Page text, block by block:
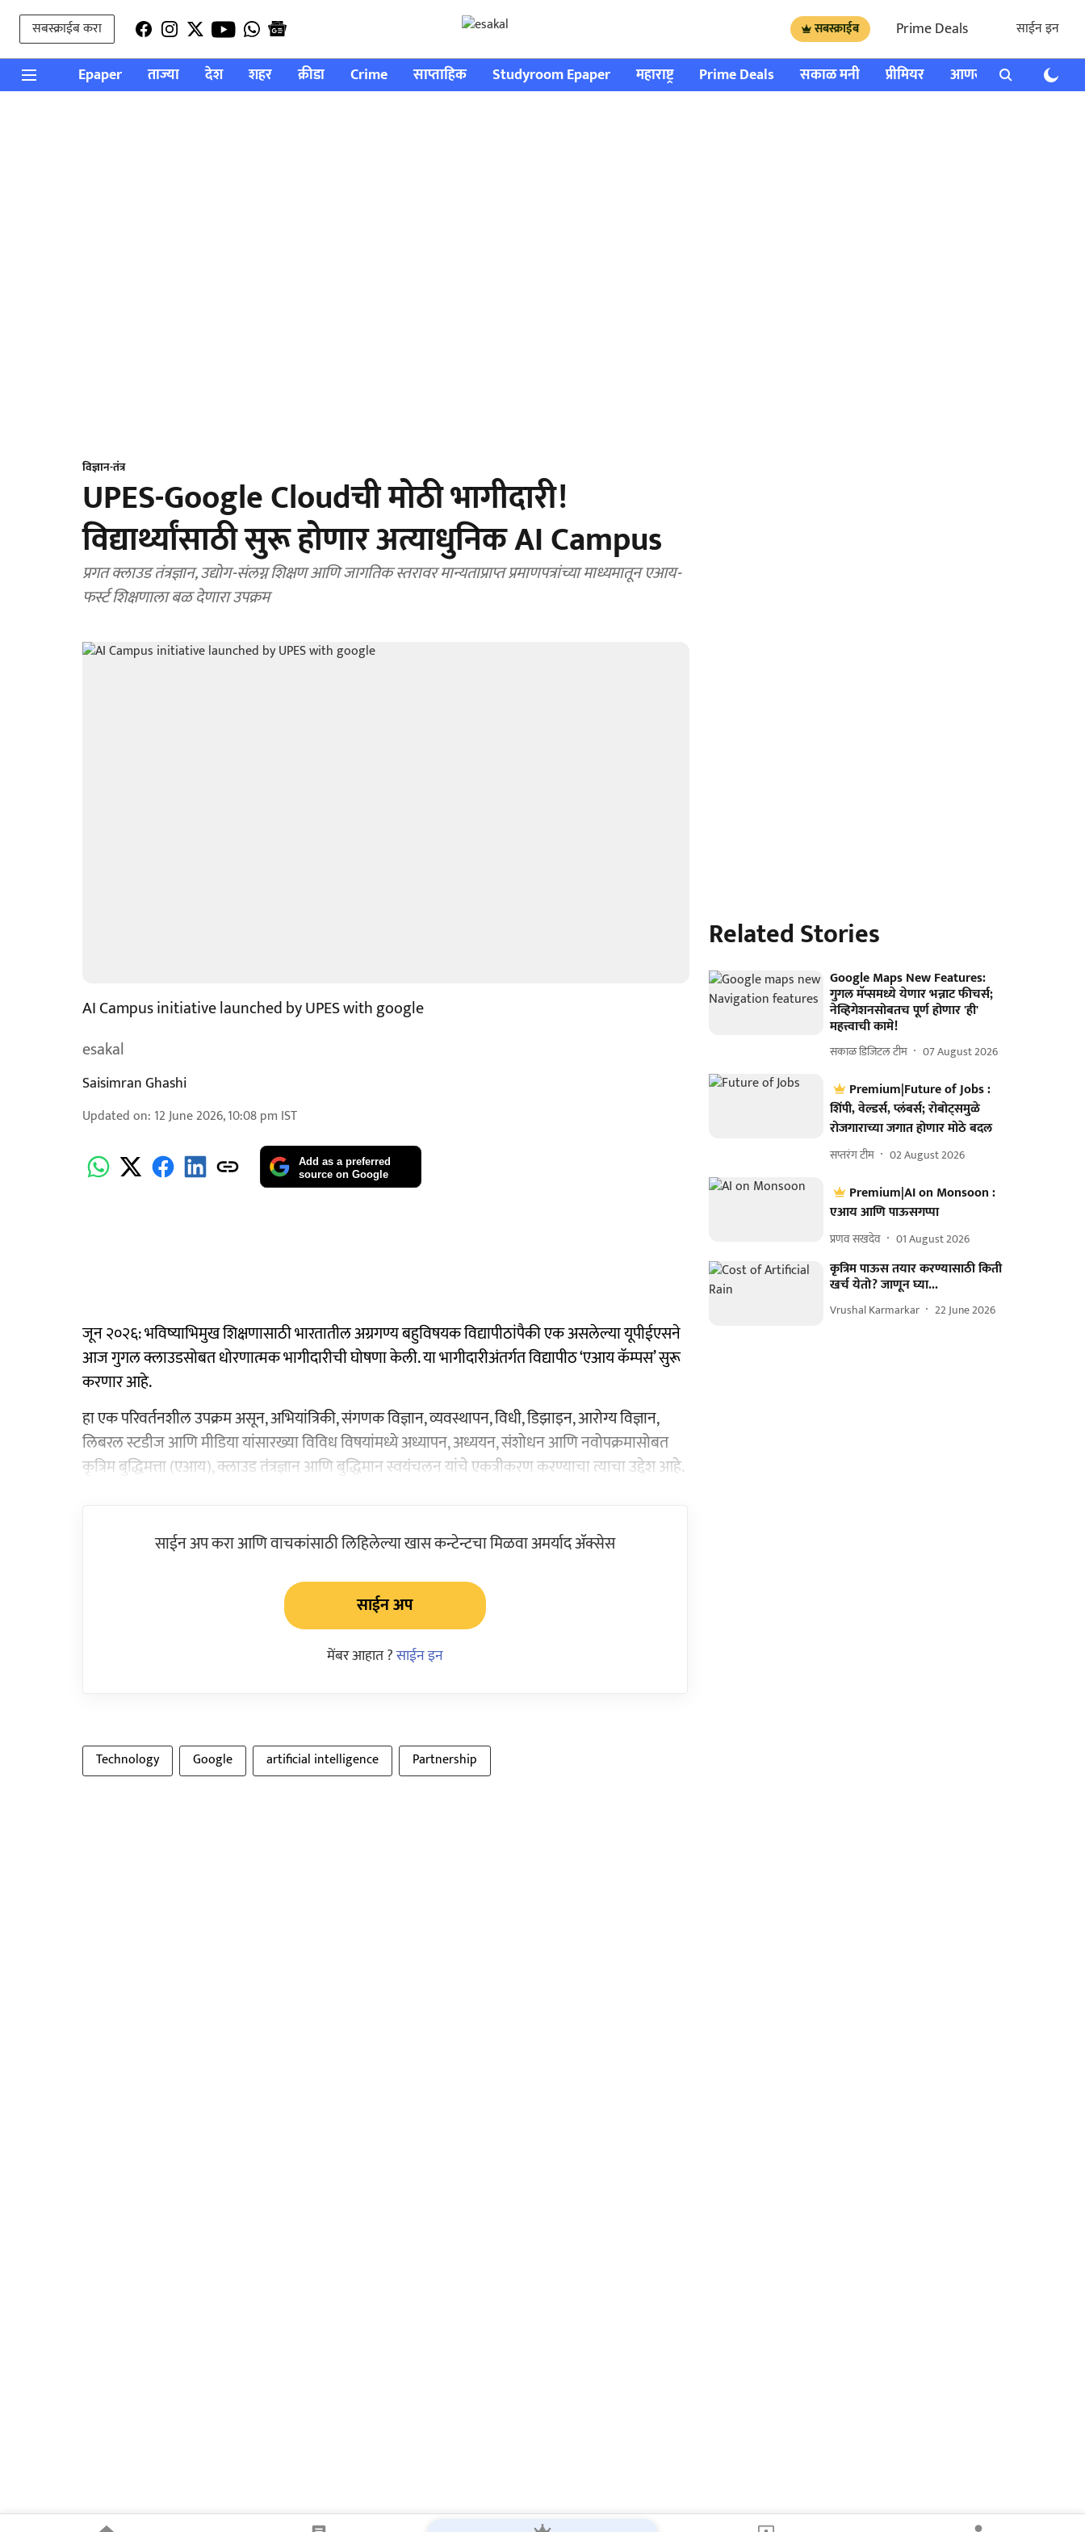
सबस्क्राईब करा सबस्क्राईब Prime Deals साईन इन
Epaper ताज्या देश शहर क्रीडा Crime साप्ताहिक Studyroom Epaper महाराष्ट्र Prime Deals सकाळ मनी प्रीमियर आणखी राशी भविष्य
विज्ञान-तंत्र
UPES-Google Cloudची मोठी भागीदारी!
विद्यार्थ्यांसाठी सुरू होणार अत्याधुनिक AI Campus
प्रगत क्लाउड तंत्रज्ञान, उद्योग-संलग्न शिक्षण आणि जागतिक स्तरावर मान्यताप्राप्त प्रमाणपत्रांच्या माध्यमातून एआय-
फर्स्ट शिक्षणाला बळ देणारा उपक्रम
AI Campus initiative launched by UPES with google
esakal
Saisimran Ghashi
Updated on: 12 June 2026, 10:08 pm IST
Add as a preferred
source on Google
जून २०२६: भविष्याभिमुख शिक्षणासाठी भारतातील अग्रगण्य बहुविषयक विद्यापीठांपैकी एक असलेल्या यूपीईएसने
आज गुगल क्लाउडसोबत धोरणात्मक भागीदारीची घोषणा केली. या भागीदारीअंतर्गत विद्यापीठ ‘एआय कॅम्पस’ सुरू
करणार आहे.
हा एक परिवर्तनशील उपक्रम असून, अभियांत्रिकी, संगणक विज्ञान, व्यवस्थापन, विधी, डिझाइन, आरोग्य विज्ञान,
लिबरल स्टडीज आणि मीडिया यांसारख्या विविध विषयांमध्ये अध्यापन, अध्ययन, संशोधन आणि नवोपक्रमासोबत
कृत्रिम बुद्धिमत्ता (एआय), क्लाउड तंत्रज्ञान आणि बुद्धिमान स्वयंचलन यांचे एकत्रीकरण करण्याचा त्याचा उद्देश आहे.
साईन अप करा आणि वाचकांसाठी लिहिलेल्या खास कन्टेन्टचा मिळवा अमर्याद ॲक्सेस
साईन अप
मेंबर आहात ?साईन इन
Technology Google artificial intelligence Partnership
Related Stories
Google Maps New Features:
गुगल मॅप्समध्ये येणार भन्नाट फीचर्स;
नेव्हिगेशनसोबतच पूर्ण होणार 'ही'
महत्त्वाची कामे!
सकाळ डिजिटल टीम 07 August 2026
Premium|Future of Jobs :
शिंपी, वेल्डर्स, प्लंबर्स; रोबोट्समुळे
रोजगाराच्या जगात होणार मोठे बदल
सप्तरंग टीम 02 August 2026
Premium|AI on Monsoon :
एआय आणि पाऊसगप्पा
प्रणव सखदेव 01 August 2026
कृत्रिम पाऊस तयार करण्यासाठी किती
खर्च येतो? जाणून घ्या...
Vrushal Karmarkar 22 June 2026